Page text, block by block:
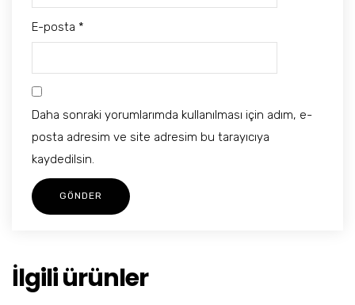
E-posta *
Daha sonraki yorumlarımda kullanılması için adım, e-
posta adresim ve site adresim bu tarayıcıya
kaydedilsin.
İlgili ürünler